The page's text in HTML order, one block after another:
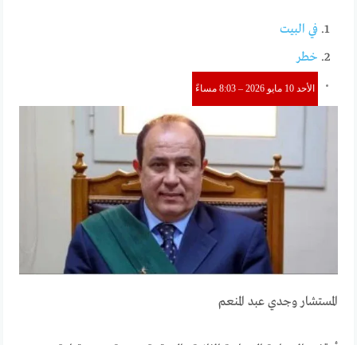
في البيت
خطر
الأحد 10 مايو 2026 – 8:03 مساءً
المستشار وجدي عبد المنعم